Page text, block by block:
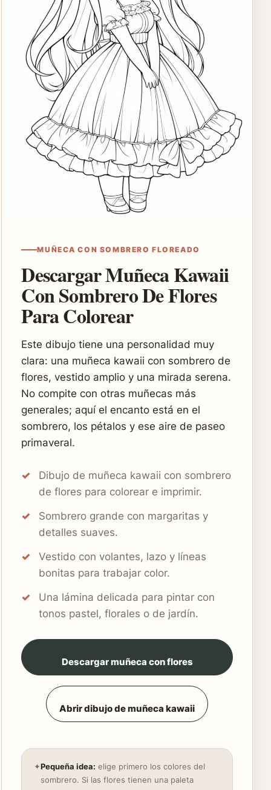
MUÑECA CON SOMBRERO FLOREADO
Descargar Muñeca Kawaii
Con Sombrero De Flores
Para Colorear
Este dibujo tiene una personalidad muy
clara: una muñeca kawaii con sombrero de
flores, vestido amplio y una mirada serena.
No compite con otras muñecas más
generales; aquí el encanto está en el
sombrero, los pétalos y ese aire de paseo
primaveral.
Dibujo de muñeca kawaii con sombrero
de flores para colorear e imprimir.
Sombrero grande con margaritas y
detalles suaves.
Vestido con volantes, lazo y líneas
bonitas para trabajar color.
Una lámina delicada para pintar con
tonos pastel, florales o de jardín.
Descargar muñeca con flores
Abrir dibujo de muñeca kawaii
✦Pequeña idea: elige primero los colores del
sombrero. Si las flores tienen una paleta